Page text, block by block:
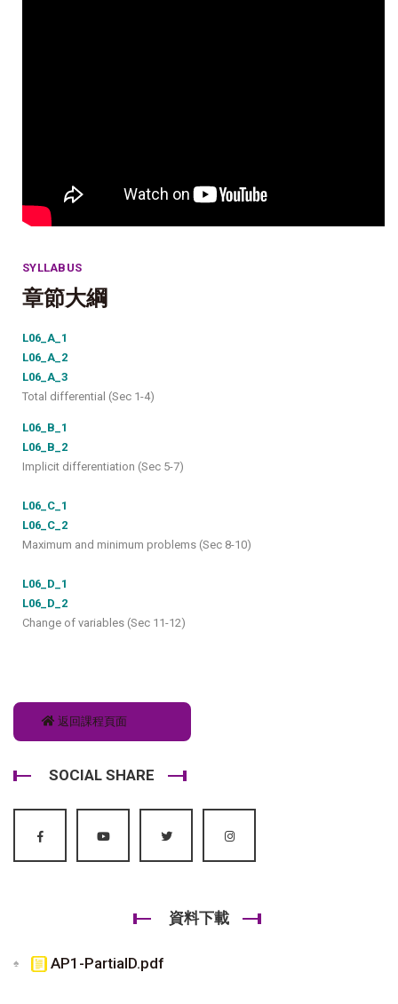
SYLLABUS
章節大綱
L06_A_1
L06_A_2
L06_A_3
Total differential (Sec 1-4)
L06_B_1
L06_B_2
Implicit differentiation (Sec 5-7)
L06_C_1
L06_C_2
Maximum and minimum problems (Sec 8-10)
L06_D_1
L06_D_2
Change of variables (Sec 11-12)
返回課程頁面
SOCIAL SHARE
資料下載
AP1-PartialD.pdf